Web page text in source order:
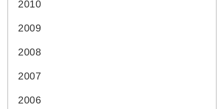
2010
2009
2008
2007
2006